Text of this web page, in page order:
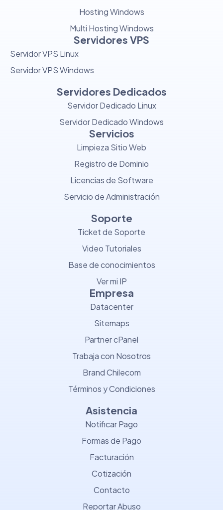
Hosting Windows
Multi Hosting Windows
Servidores VPS
Servidor VPS Linux
Servidor VPS Windows
Servidores Dedicados
Servidor Dedicado Linux
Servidor Dedicado Windows
Servicios
Limpieza Sitio Web
Registro de Dominio
Licencias de Software
Servicio de Administración
Soporte
Ticket de Soporte
Video Tutoriales
Base de conocimientos
Ver mi IP
Empresa
Datacenter
Sitemaps
Partner cPanel
Trabaja con Nosotros
Brand Chilecom
Términos y Condiciones
Asistencia
Notificar Pago
Formas de Pago
Facturación
Cotización
Contacto
Reportar Abuso